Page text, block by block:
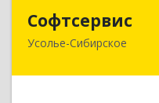
Софтсервис
Усолье-Сибирское
665451,